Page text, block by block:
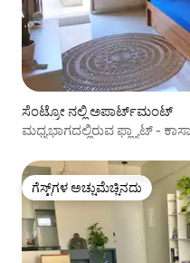
ಸೆಂಟ್ರೋ ನಲ್ಲಿ ಅಪಾರ್ಟ್‌ಮಂಟ್
ಮಧ್ಯಭಾಗದಲ್ಲಿರುವ ಫ್ಲ್ಯಾಟ್ -
ಗೆಸ್ಟ್‌ಗಳ ಅಚ್ಚುಮೆಚ್ಚಿನದು
ಗೆಸ್ಟ್‌ಗಳ ಅಚ್ಚುಮೆಚ್ಚಿನದು